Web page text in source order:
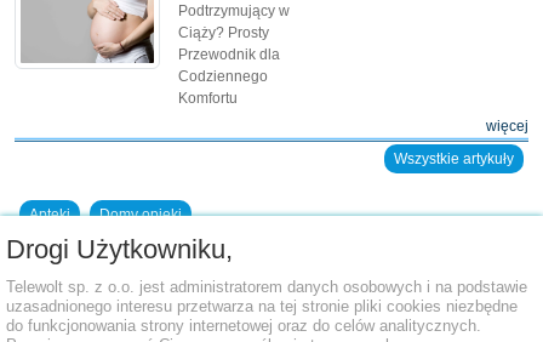
Podtrzymujący w
Ciąży? Prosty
Przewodnik dla
Codziennego
Komfortu
więcej
Wszystkie artykuły
Apteki Domy opieki
Dodaj placówkę do bazy
Drogi Użytkowniku,
Telewolt sp. z o.o. jest administratorem danych osobowych i na podstawie
uzasadnionego interesu przetwarza na tej stronie pliki cookies niezbędne
do funkcjonowania strony internetowej oraz do celów analitycznych.